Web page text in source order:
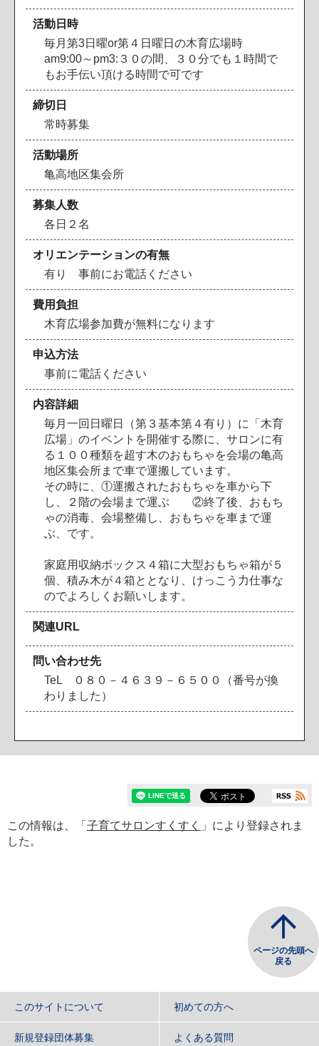
活動日時
毎月 第3日 曜or第４ 日 曜 日 の木育広場時
am9:00～ pm3: ３ ０の間 ３ ０分でも １ 時間で
もお手伝い頂ける時間で可です
締切日
常時募集
活動場所
亀高地区集会所
募集人数
各 日 ２ 名
オリエンテーションの有無
有り 事前にお電話 く ださ い
費用負担
木育広場参加費が無料にな り ま す
申込方法
事前に電話 く ださ い
内容詳細
毎月 一回 日 曜 日 （第 ３ 基本第４有り ） に 「 木育
広場 」 のイベン ト を開催する際に サ ロ ンに有
る １ ０ ０種類を超す木のお もち ゃ を会場の亀高
地区集会所ま で車で運搬 してい ま す。
その時に ①運搬さ れたお もち ゃ を車から下
し
２ 階の会場ま で運ぶ ②終了後 お もち
ゃの消毒 会場整備し お もち ゃ を車ま で運
ぶ
です。
家庭用 収納ボッ ク ス ４箱に大型お もち ゃ箱が ５
個
積み木が４箱と と な り けっ こ う 力仕事な
のでよ ろ し く お願い し ま す。
関連URL
問い合わせ先
TeL ０ ８ ０ － ４ ６ ３ ９ － ６ ５ ０ ０ （番号が換
わ り ま した ）
この情報は、「 子育てサロンすくすく
」により登録されま
した。
ページの先頭へ
戻る
このサイトについて 初めての方へ
新規登録団体募集 よくある質問